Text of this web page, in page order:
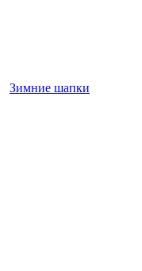
Зимние шапки